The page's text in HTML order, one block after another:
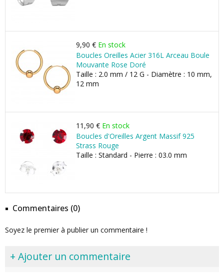
9,90 € En stock
Boucles Oreilles Acier 316L Arceau Boule
Mouvante Rose Doré
Taille : 2.0 mm / 12 G - Diamètre : 10 mm,
12 mm
11,90 € En stock
Boucles d'Oreilles Argent Massif 925
Strass Rouge
Taille : Standard - Pierre : 03.0 mm
Commentaires (0)
Soyez le premier à publier un commentaire !
+ Ajouter un commentaire